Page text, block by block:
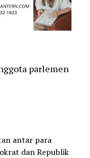
parlemen
antar para
dan Republik